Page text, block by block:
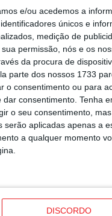
e/ou acedemos a
únicos e
medição de
permissão, nós e os
da procura de
parte dos nossos 1733
o consentimento ou para
consentimento. Tenha
o seu consentimento,
serão aplicadas apenas a
a qualquer momento
DISCORDO
para a